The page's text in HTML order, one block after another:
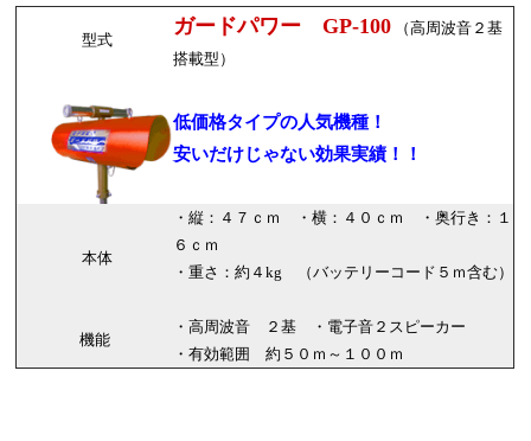
型式
ガードパワー GP-100 （高周波音２基
搭載型）
低価格タイプの人気機種！
安いだけじゃない効果実績！！
本体
・縦：４７ｃｍ ・横：４０ｃｍ ・奥行き：１
６ｃｍ
・重さ：約４kg （バッテリーコード５ｍ含む）
機能
・高周波音 ２基 ・電子音２スピーカー
・有効範囲 約５０ｍ～１００ｍ